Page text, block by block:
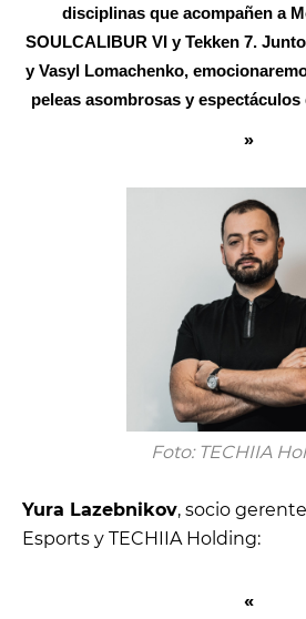
disciplinas que acompañen a
SOULCALIBUR VI y Tekken 7.
y Vasyl Lomachenko,
peleas asombrosas y
Foto: TECHIIA
Yura Lazebnikov, socio
Esports y TECHIIA Holding: